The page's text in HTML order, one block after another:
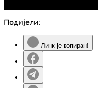
Подијели:
Линк је копиран!